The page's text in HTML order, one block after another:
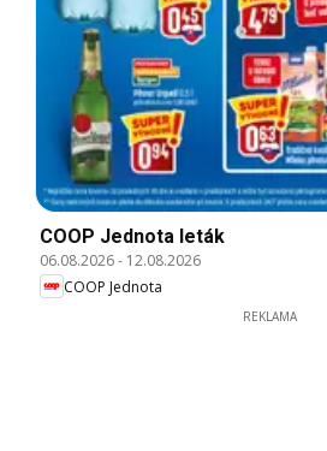
COOP Jednota leták
06.08.2026- 12.08.2026
COOP Jednota
REKLAMA